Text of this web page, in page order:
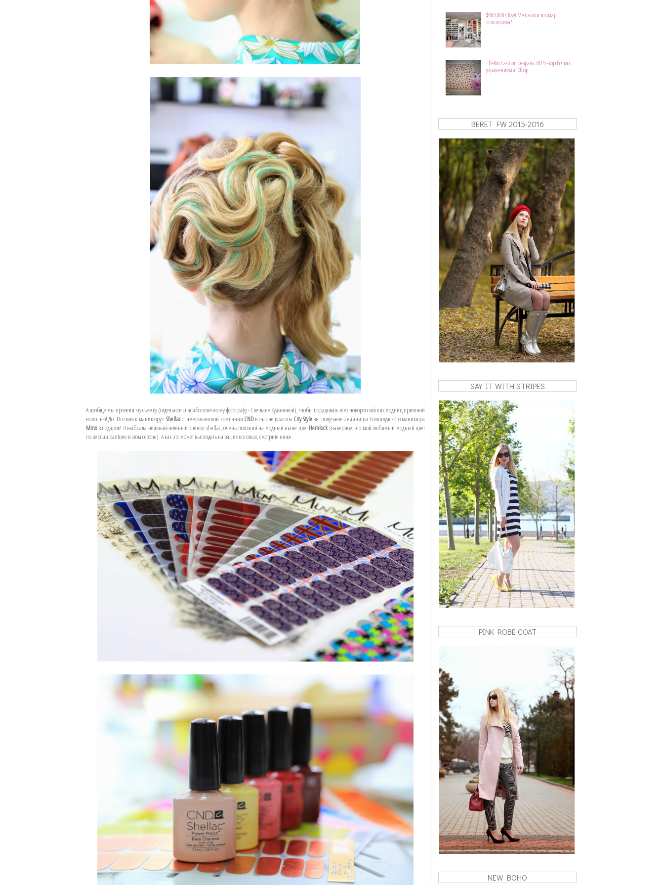
А вообще мы провели эту съемку (отдельное спасибо отличному фотографу - Светлане Кудиновой), чтобы порадовать всех новороссийских модниц приятной
новостью! До 30го мая к маникюру сShellacот американской компании CNDв салоне красоты City Styleвы получаете 2 единицы Голливудского маникюра
Minxв подарок! Я выбрала нежный-зеленый оттенок shellac, очень похожий на модный ныне цветHemlock(наверное, это мой любимый модный цвет
по версии pantone в этом сезоне). А как это может выглядеть на ваших ноготках, смотрите ниже.
$500,000 Closet Мечта или кошмар
шопоголика?
ElleBox Fashion февраль 2015 - коробочка с
украшениями. Обзор
BERET FW 2015-2016
SAY IT WITH STRIPES
PINK ROBE COAT
NEW BOHO